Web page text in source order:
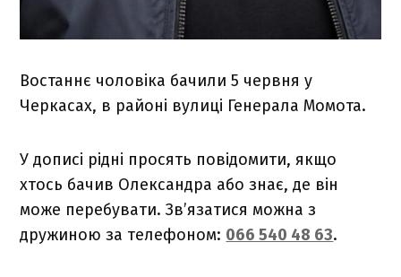
Востаннє чоловіка бачили 5 червня у
Черкасах, в районі вулиці Генерала Момота.
У дописі рідні просять повідомити, якщо
хтось бачив Олександра або знає, де він
може перебувати. Зв’язатися можна з
дружиною за телефоном: 066 540 48 63.